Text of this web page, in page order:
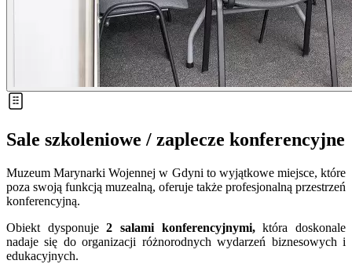
Sale szkoleniowe / zaplecze konferencyjne
Muzeum Marynarki Wojennej w Gdyni to wyjątkowe miejsce, które
poza swoją funkcją muzealną, oferuje także profesjonalną przestrzeń
konferencyjną.
Obiekt dysponuje2 salami konferencyjnymi,która doskonale
nadaje się do organizacji różnorodnych wydarzeń biznesowych i
edukacyjnych.